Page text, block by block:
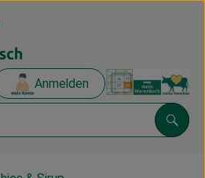
Anmelden
öffnen oder